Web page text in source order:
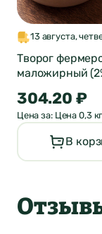
13 августа,
Творог
маложирный
304.20 ₽
Цена за: Цена 0,3 кг
В
Нет